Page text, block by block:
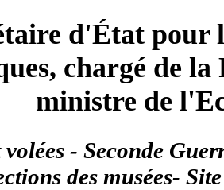
d'État pour
chargé de
ministre de
- Seconde
des musées-